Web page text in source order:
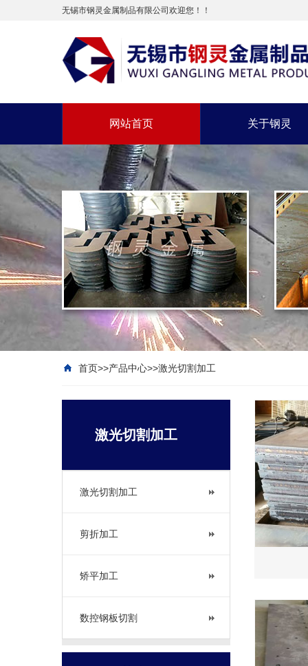
无锡市钢灵金属制品有限公司欢迎您！！
网站首页 关于钢灵
首页>>产品中心>>激光切割加工
激光切割加工
激光切割加工
剪折加工
矫平加工
数控钢板切割